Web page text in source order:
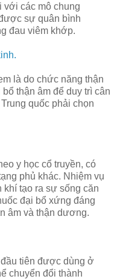
với các mô chung
sự quân bình
đau viêm khớp.
là do chức năng thận
thận âm để duy trì cân
quốc phải chọn
y học cổ truyền, có
phủ khác. Nhiệm vụ
khí tạo ra sự sống căn
đại bổ xứng đáng
âm và thận dương.
tiên được dùng ở
chuyển đổi thành